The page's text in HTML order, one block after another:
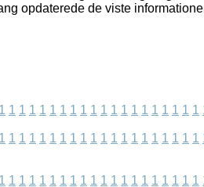
opdaterede de viste
1 1 1 1 1 1 1 1 1 1 1 1 1 1 1 1 1 1 1 1
1 1 1 1 1 1 1 1 1 1 1 1 1 1 1 1 1 1 1 1
1 1 1 1 1 1 1 1 1 1 1 1 1 1 1 1 1 1 1 1